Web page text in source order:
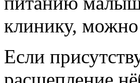
клинику, можно
Если